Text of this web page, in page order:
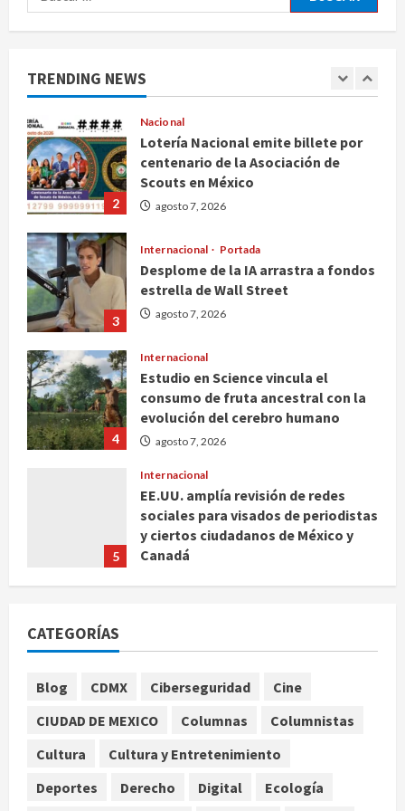
TRENDING NEWS
2
Nacional
centenario de la Asociación de
Scouts en México
agosto 7, 2026
Internacional Portada
estrella de Wall Street
agosto 7, 2026
4
Internacional
consumo de fruta ancestral con la
evolución del cerebro humano
agosto 7, 2026
Internacional
sociales para visados de periodistas
y ciertos ciudadanos de México y
Canadá
agosto 7, 2026
1
Fallece Carlos Garfias Merlos,
2
Lotería Nacional emite billete por
centenario de la Asociación de
agosto 7, 2026
CATEGORÍAS
Blog CDMX Ciberseguridad
Cine
CIUDAD DE MEXICO
Columnas
Columnistas
Cultura
Cultura y Entretenimiento
Deportes
Derecho Digital Ecología